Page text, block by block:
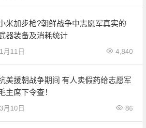
米加步枪?朝鲜战争中志愿军真实的
器装备及消耗统计
月11日 4,840
美援朝战争期间 有人卖假药给志愿军
主席下令查！
月10日 86